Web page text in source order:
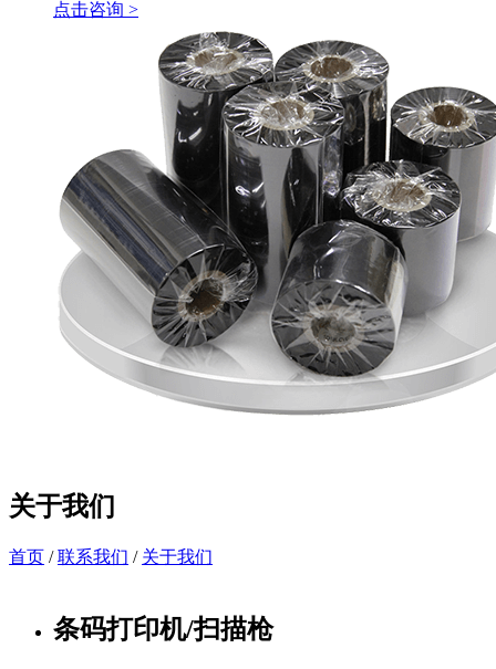
点击咨询 >
关于我们
首页 /联系我们 / 关于我们
条码打印机/扫描枪